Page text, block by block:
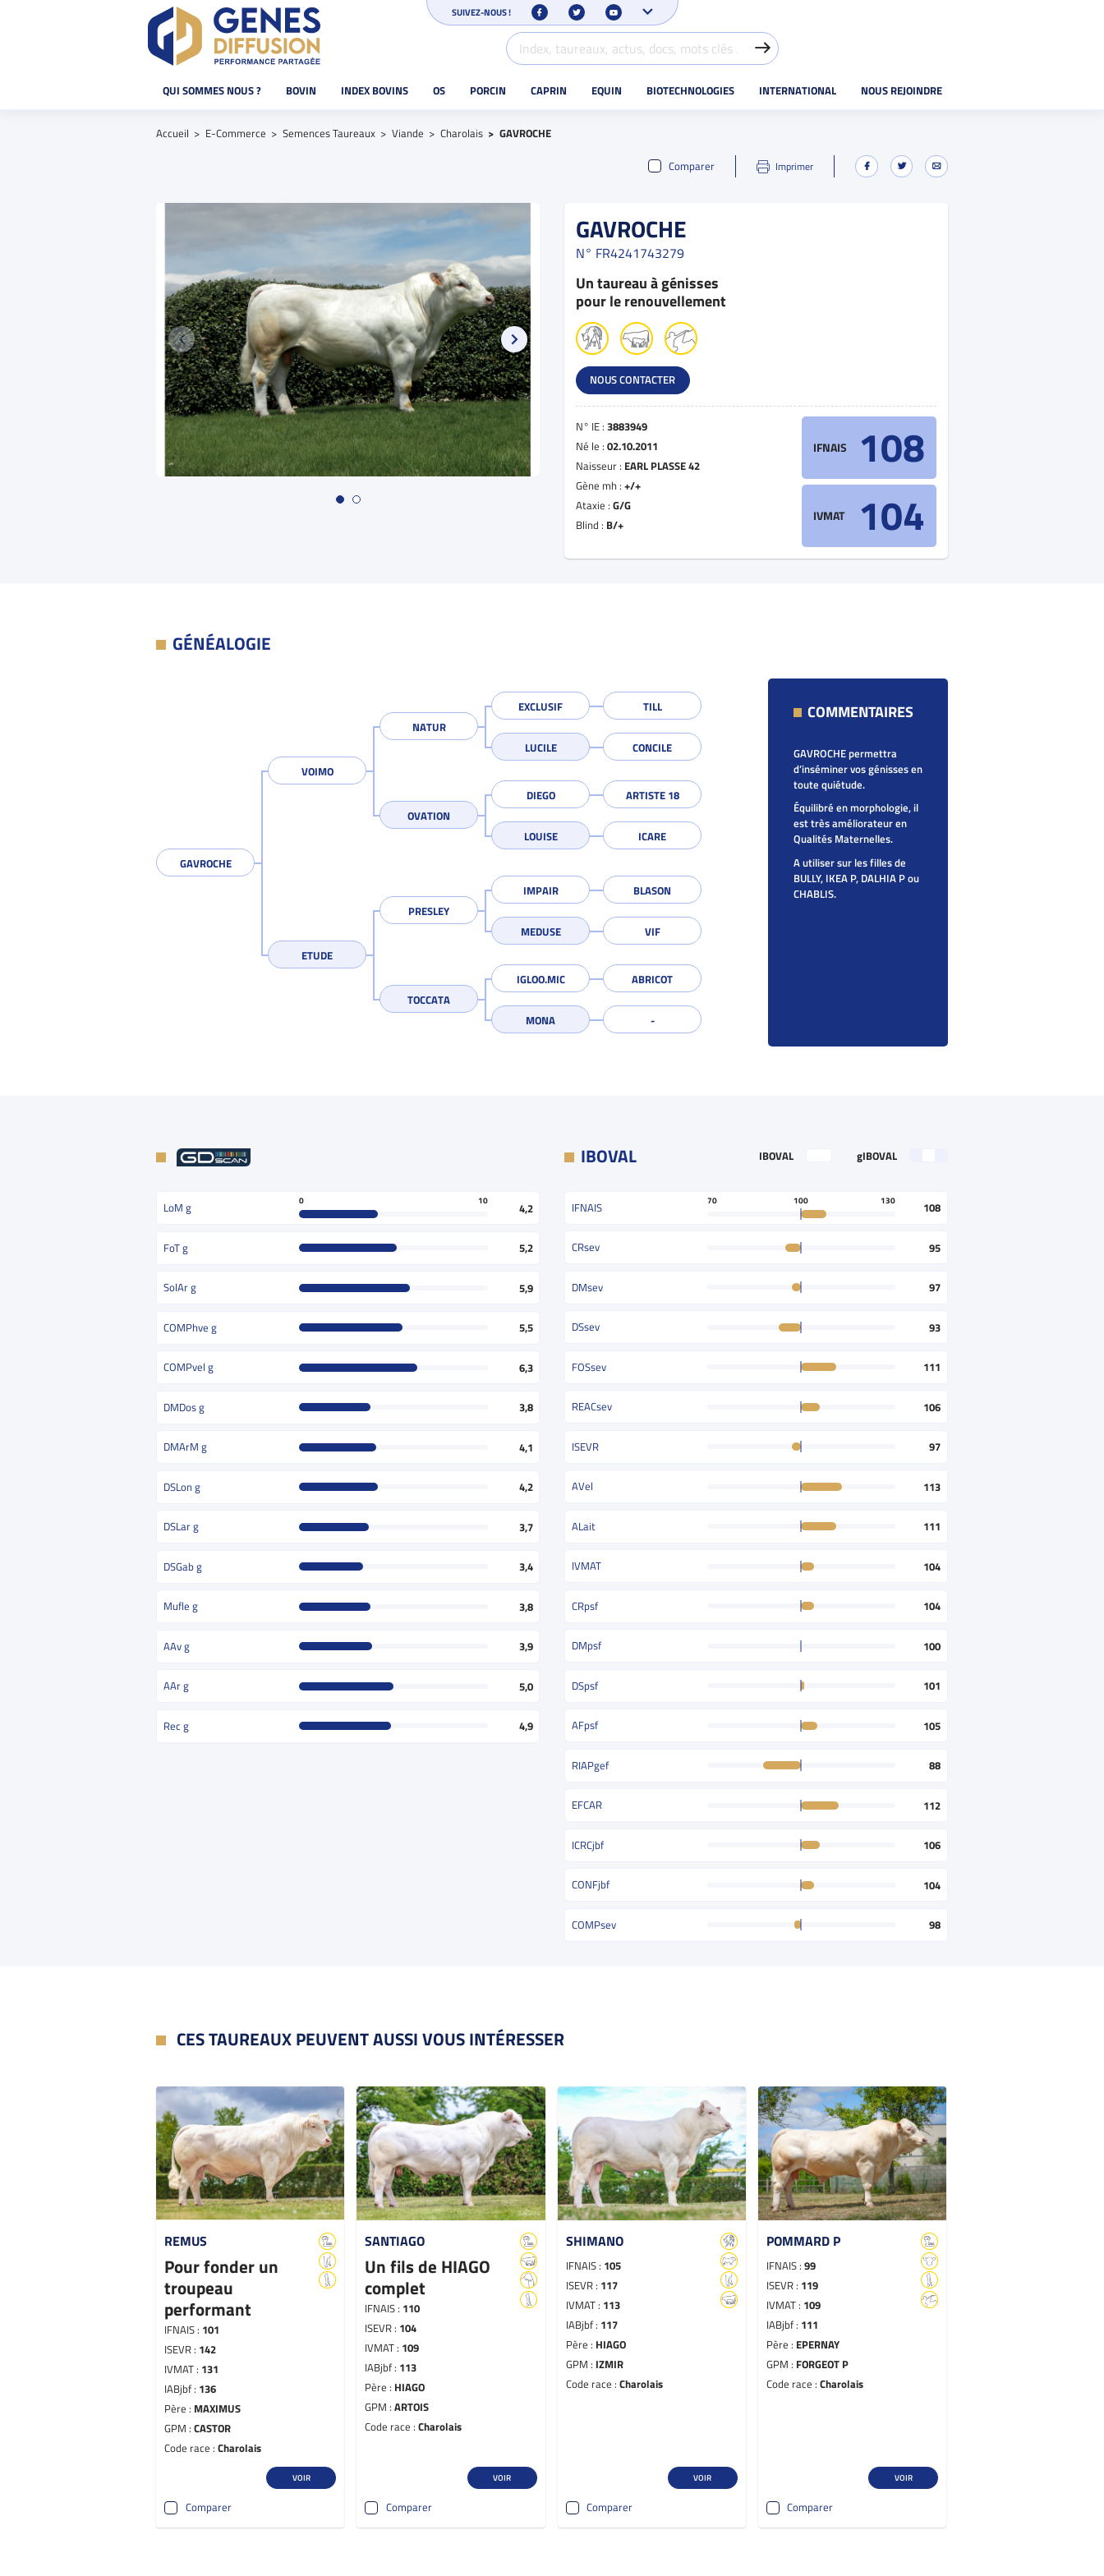
SUIVEZ-NOUS !
QUI SOMMES NOUS ? BOVIN INDEX BOVINS OS PORCIN CAPRIN EQUIN BIOTECHNOLOGIES INTERNATIONAL NOUS REJOINDRE
Accueil E-Commerce Semences Taureaux Viande Charolais
GAVROCHE
Comparer
Imprimer
GAVROCHE
N° FR4241743279
Un taureau à génisses
pour le renouvellement
NOUS CONTACTER
N° IE : 3883949
Né le : 02.10.2011
Naisseur : EARL PLASSE 42
Gène mh : +/+
Ataxie : G/G
Blind : B/+
IFNAIS 108
IVMAT 104
GÉNÉALOGIE
GAVROCHE
VOIMO
NATUR
EXCLUSIF TILL
LUCILE CONCILE
OVATION
DIEGO ARTISTE 18
LOUISE ICARE
ETUDE
PRESLEY
IMPAIR BLASON
MEDUSE VIF
TOCCATA
IGLOO.MIC ABRICOT
MONA
COMMENTAIRES
GAVROCHE permettra
d’inséminer vos génisses en
toute quiétude.
Équilibré en morphologie, il
est très améliorateur en
Qualités Maternelles.
A utiliser sur les filles de
BULLY, IKEA P, DALHIA P ou
CHABLIS.
LoM g 0 10 4,2
FoT g 5,2
SolAr g 5,9
COMPhve g 5,5
COMPvel g 6,3
DMDos g 3,8
DMArM g 4,1
DSLon g 4,2
DSLar g 3,7
DSGab g 3,4
Mufle g 3,8
AAv g 3,9
AAr g 5,0
Rec g 4,9
IBOVAL IBOVAL gIBOVAL
IFNAIS 70 100 130 108
CRsev 95
DMsev 97
DSsev 93
FOSsev 111
REACsev 106
ISEVR 97
AVel 113
ALait 111
IVMAT 104
CRpsf 104
DMpsf 100
DSpsf 101
AFpsf 105
RIAPgef 88
EFCAR 112
ICRCjbf 106
CONFjbf 104
COMPsev 98
CES TAUREAUX PEUVENT AUSSI VOUS INTÉRESSER
REMUS
Pour fonder un
troupeau
performant
IFNAIS : 101
ISEVR : 142
IVMAT : 131
IABjbf : 136
Père : MAXIMUS
GPM :CASTOR
Code race :Charolais
VOIR
Comparer
SANTIAGO
Un fils de HIAGO
complet
IFNAIS : 110
ISEVR : 104
IVMAT : 109
IABjbf : 113
Père : HIAGO
GPM :ARTOIS
Code race :Charolais
VOIR
Comparer
SHIMANO
IFNAIS : 105
ISEVR : 117
IVMAT : 113
IABjbf : 117
Père : HIAGO
GPM : IZMIR
Code race : Charolais
VOIR
Comparer
POMMARD P
IFNAIS : 99
ISEVR : 119
IVMAT : 109
IABjbf : 111
Père : EPERNAY
GPM : FORGEOT P
Code race : Charolais
VOIR
Comparer